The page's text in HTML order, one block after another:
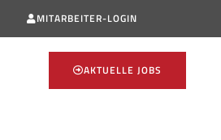
MITARBEITER-LOGIN
AKTUELLE JOBS